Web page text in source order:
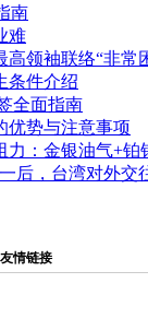
南
难
高领袖联络“非常
条件介绍
全面指南
优势与注意事项
力：金银油气+铂
后，台湾对外交
友情链接